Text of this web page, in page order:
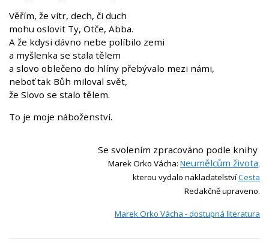
Věřím, že vítr, dech, či duch
mohu oslovit Ty, Otče, Abba.
A že kdysi dávno nebe políbilo zemi
a myšlenka se stala tělem
a slovo oblečeno do hlíny přebývalo mezi námi,
neboť tak Bůh miloval svět,
že Slovo se stalo tělem.
To je moje náboženství.
Se svolením zpracováno podle knihy
Marek Orko Vácha: Neumělcům života
kterou vydalo nakladatelstvíCesta
Redakčně upraveno.
Marek Orko Vácha - dostupná literatura